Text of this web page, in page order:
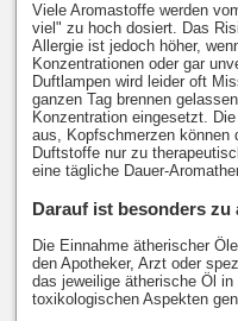
Viele Aromastoffe werden
viel" zu hoch dosiert. Das
Allergie ist jedoch höher,
Konzentrationen oder gar
Duftlampen wird leider oft
ganzen Tag brennen
Konzentration eingesetzt.
aus, Kopfschmerzen können
Duftstoffe nur zu
eine tägliche Dauer-
Darauf ist besonders zu
Die Einnahme ätherischer
den Apotheker, Arzt oder
das jeweilige ätherische Öl
toxikologischen Aspekten